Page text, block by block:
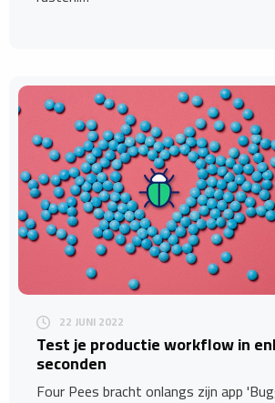
22 JUNI 2022
Test je productie workflow in
seconden
Four Pees bracht onlangs zijn app